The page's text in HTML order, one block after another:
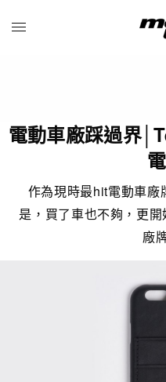
電動車廠踩過界
作為現時最hit電動車廠
是，買了車也不夠，更
廠